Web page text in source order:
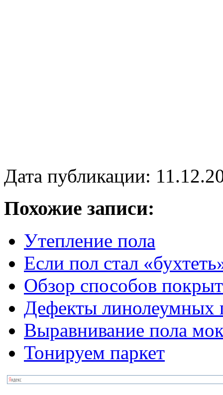
Дата публикации:
Похожие записи:
Утепление пола
Если пол стал
Обзор способов
Дефекты линолеумных
Выравнивание пола
Тонируем паркет